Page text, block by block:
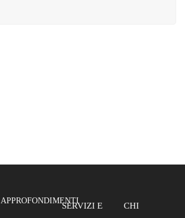
APPROFONDIMENTI
SERVIZI E
CHI